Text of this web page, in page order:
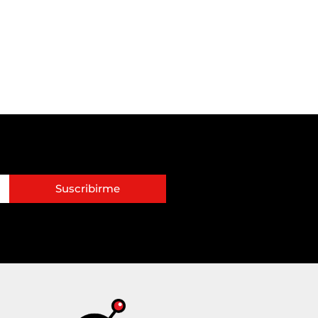
Suscribirme